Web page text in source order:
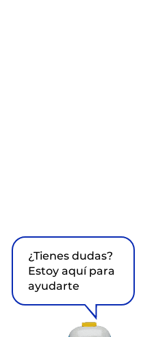
¿Tienes dudas?
Estoy aquí para
ayudarte